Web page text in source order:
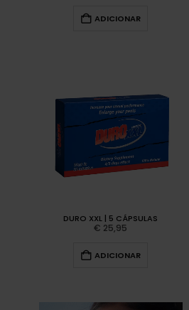
ADICIONAR
DURO XXL | 5 CÁPSULAS
€ 25,95
ADICIONAR